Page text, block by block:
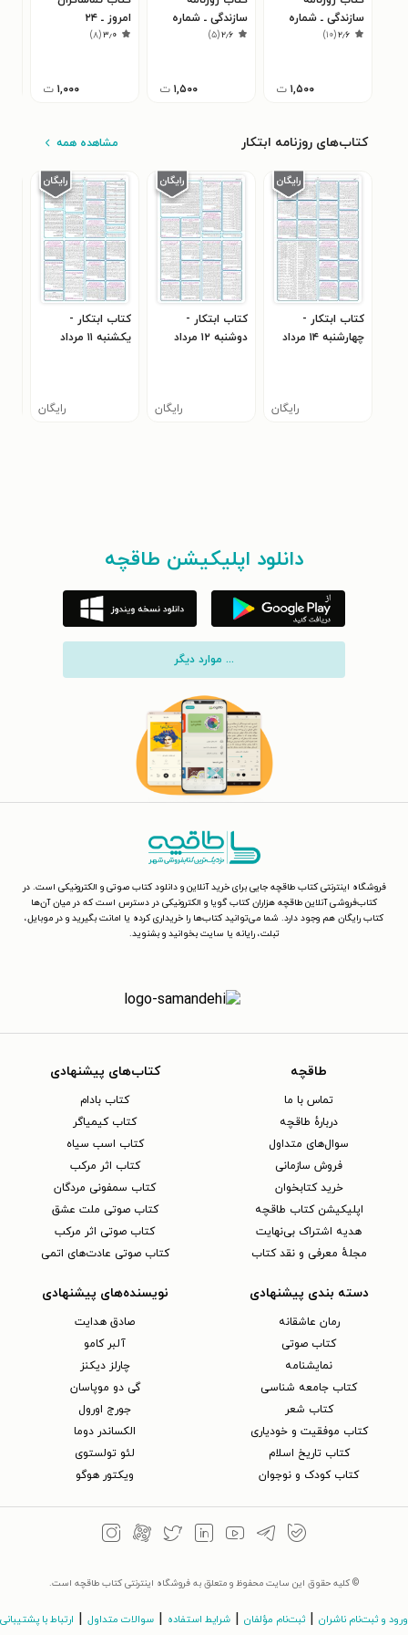
سازندگی ـ شماره
۸۰۳ ـ ۲۸ آبان ۹۹۲٫۶(۱۰)
۱,۵۰۰ ت
سازندگی ـ شماره
۴۸۶ ـ ۱۰ مهر ۹۸۲٫۶(۵)
۱,۵۰۰ ت
امروز ـ ۲۴
اردیبهشت۹۶
۳٫۰(۸)
۱,۰۰۰ ت
کتاب‌های روزنامه ابتکار مشاهده همه
کتاب ابتکار -
چهارشنبه ۱۴ مرداد
رایگان
کتاب ابتکار -
دوشنبه ۱۲ مرداد
رایگان
کتاب ابتکار -
یکشنبه ۱۱ مرداد
رایگان
دانلود اپلیکیشن طاقچه
... موارد دیگر
فروشگاه اینترنتی کتاب طاقچه جایی برای خرید آنلاین و دانلود کتاب صوتی و الکترونیکی است. در
کتاب‌فروشی آنلاین طاقچه هزاران کتاب گویا و الکترونیکی در دسترس است که در میان آن‌ها
کتاب رایگان هم وجود دارد. شما می‌توانید کتاب‌ها را خریداری کرده یا امانت بگیرید و در موبایل،
تبلت، رایانه یا سایت بخوانید و بشنوید.
طاقچه
تماس با ما
دربارهٔ طاقچه
سوال‌های متداول
فروش سازمانی
خرید کتابخوان
اپلیکیشن کتاب طاقچه
هدیه اشتراک بی‌نهایت
مجلهٔ معرفی و نقد کتاب
کتاب‌های پیشنهادی
کتاب بادام
کتاب کیمیاگر
کتاب اسب سیاه
کتاب اثر مرکب
کتاب سمفونی مردگان
کتاب صوتی ملت عشق
کتاب صوتی اثر مرکب
کتاب صوتی عادت‌های اتمی
دسته بندی پیشنهادی
رمان عاشقانه
کتاب‌ صوتی
نمایشنامه
کتاب جامعه شناسی
کتاب شعر
کتاب موفقیت و خودیاری
کتاب تاریخ اسلام
کتاب کودک و نوجوان
نویسنده‌های پیشنهادی
صادق هدایت
آلبر کامو
چارلز دیکنز
گی دو موپاسان
جورج اورول
الکساندر دوما
لئو تولستوی
ویکتور هوگو
© کلیه حقوق این سایت محفوظ و متعلق به فروشگاه اینترنتی کتاب طاقچه است.
ورود و ثبت‌نام ناشران | ثبت‌نام مؤلفان | شرایط استفاده | سوالات متداول | ارتباط با پشتیبانی